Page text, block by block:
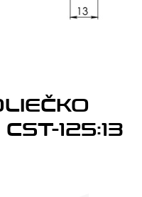
125:13